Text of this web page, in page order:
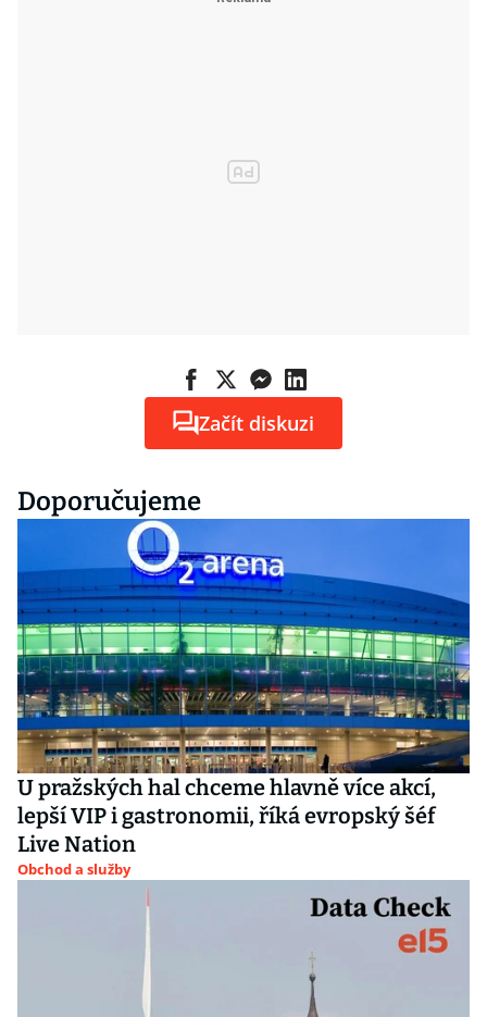
Začít diskuzi
Doporučujeme
U pražských hal chceme hlavně více akcí,
lepší VIP i gastronomii, říká evropský šéf
Live Nation
Obchod a služby